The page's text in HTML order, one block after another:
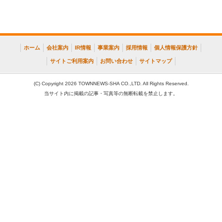
ホーム 会社案内 IR情報 事業案内 採用情報 個人情報保護方針
サイトご利用案内 お問い合わせ サイトマップ
(C) Copyright 2026 TOWNNEWS-SHA CO.,LTD. All Rights Reserved.
当サイト内に掲載の記事・写真等の無断転載を禁止します。